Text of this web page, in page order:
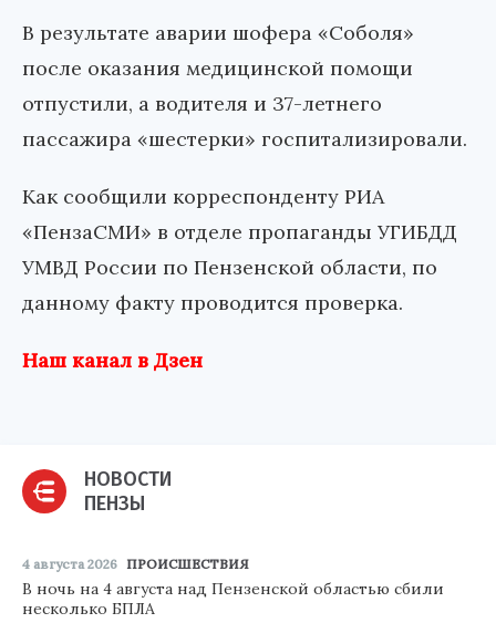
В результате аварии шофера «Соболя»
после оказания медицинской помощи
отпустили, а водителя и 37-летнего
пассажира «шестерки» госпитализировали.
Как сообщили корреспонденту РИА
«ПензаСМИ» в отделе пропаганды УГИБДД
УМВД России по Пензенской области, по
данному факту проводится проверка.
Наш канал в Дзен
НОВОСТИ
ПЕНЗЫ
4 августа 2026 ПРОИСШЕСТВИЯ
В ночь на 4 августа над Пензенской областью сбили
несколько БПЛА